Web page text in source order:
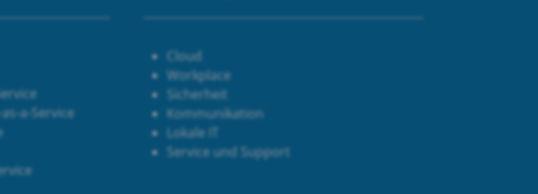
a-Service
Cloud
Workplace
Sicherheit
Kommunikation
Lokale IT
Service und Support